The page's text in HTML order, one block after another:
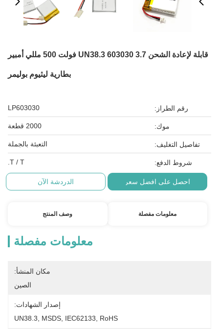
قابلة لإعادة الشحن UN38.3 603030 3.7 فولت 500 مللي أمبير
بطارية ليثيوم بوليمر
رقم الطراز: LP603030
موك: 2000 قطعة
تفاصيل التغليف: التعبئة بالجملة
شروط الدفع: T / T.
احصل على افضل سعر الدردشة الآن
معلومات مفصلة وصف المنتج
معلومات مفصلة
مكان المنشأ:
الصين
إصدار الشهادات:
UN38.3, MSDS, IEC62133, RoHS